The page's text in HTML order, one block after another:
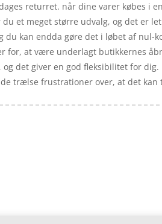
returret. når dine varer købes i
et meget større udvalg, og det er
du kan endda gøre det i løbet af
for, at være underlagt butikkernes
det giver en god fleksibilitet for
trælse frustrationer over, at det